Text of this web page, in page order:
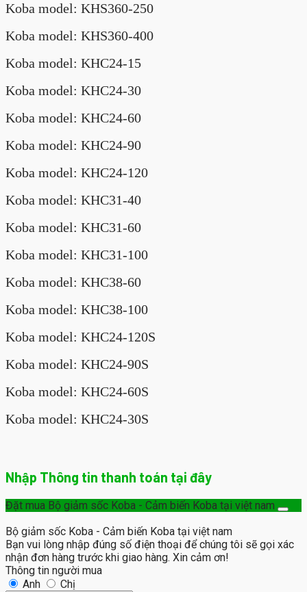
Koba model: KHS360-250
Koba model: KHS360-400
Koba model: KHC24-15
Koba model: KHC24-30
Koba model: KHC24-60
Koba model: KHC24-90
Koba model: KHC24-120
Koba model: KHC31-40
Koba model: KHC31-60
Koba model: KHC31-100
Koba model: KHC38-60
Koba model: KHC38-100
Koba model: KHC24-120S
Koba model: KHC24-90S
Koba model: KHC24-60S
Koba model: KHC24-30S
Nhập Thông tin thanh toán tại đây
Đặt mua Bộ giảm sốc Koba - Cảm biến Koba tại việt nam
Bộ giảm sốc Koba - Cảm biến Koba tại việt nam
Bạn vui lòng nhập đúng số điện thoại để chúng tôi sẽ gọi xác
nhận đơn hàng trước khi giao hàng. Xin cảm ơn!
Thông tin người mua
Anh
Chị